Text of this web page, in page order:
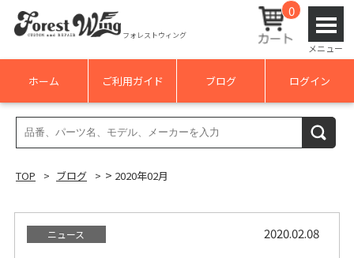
フォレストウィング
ホーム ご利用ガイド ブログ ログイン
0
メニュー
検
索
果:
検索
TOP ブログ > 2020年02月
2020.02.08
ニュース